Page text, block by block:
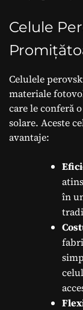
Celule
Celulele
materiale
care le conferă
solare. Aceste
avantaje:
în